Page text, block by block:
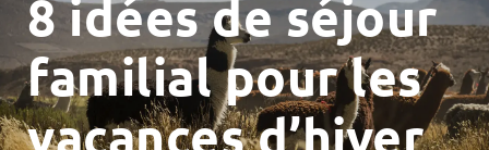
8 idées de séjour
familial pour les
vacances d’hiver